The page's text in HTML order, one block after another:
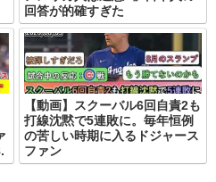
回答が的確すぎた
【動画】スクーバル6回自責2も
打線沈黙で5連敗に。毎年恒例
の苦しい時期に入るドジャース
ファン